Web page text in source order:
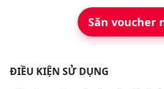
Săn voucher
ĐIỀU KIỆN SỬ DỤNG